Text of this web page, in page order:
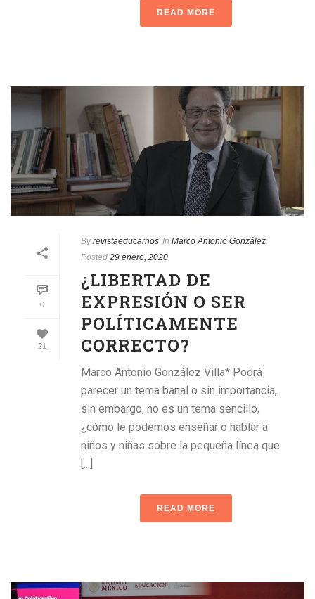
READ MORE
0
21
By revistaeducarnos In Marco Antonio González
Posted 29 enero, 2020
¿LIBERTAD DE
EXPRESIÓN O SER
POLÍTICAMENTE
CORRECTO?
Marco Antonio González Villa* Podrá
parecer un tema banal o sin importancia,
sin embargo, no es un tema sencillo,
¿cómo le podemos enseñar o hablar a
niños y niñas sobre la pequeña línea que
[...]
READ MORE